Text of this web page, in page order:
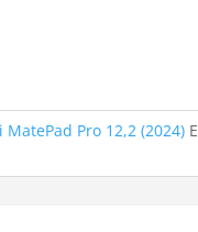
MatePad Pro 12,2 (2024)